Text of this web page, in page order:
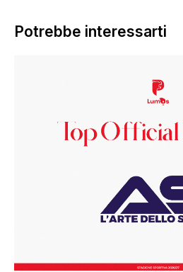
Potrebbe interessarti